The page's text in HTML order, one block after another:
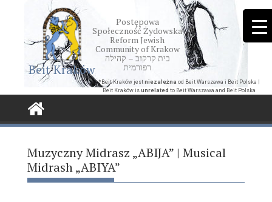
Beit Kraków
Postępowa
Społeczność Żydowska
Reform Jewish
Community of Krakow
בית קרקוב – קהילה
רפורמית
*Beit Kraków jest niezależna od Beit Warszawa i Beit Polska |
Beit Kraków is unrelated to Beit Warszawa and Beit Polska
Muzyczny Midrasz „ABIJA” | Musical
Midrash „ABIYA”